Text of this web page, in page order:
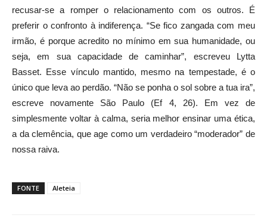
recusar-se a romper o relacionamento com os outros. É
preferir o confronto à indiferença. “Se fico zangada com meu
irmão, é porque acredito no mínimo em sua humanidade, ou
seja, em sua capacidade de caminhar”, escreveu Lytta
Basset. Esse vínculo mantido, mesmo na tempestade, é o
único que leva ao perdão. “Não se ponha o sol sobre a tua ira”,
escreve novamente São Paulo (Ef 4, 26). Em vez de
simplesmente voltar à calma, seria melhor ensinar uma ética,
a da clemência, que age como um verdadeiro “moderador” de
nossa raiva.
FONTE Aleteia